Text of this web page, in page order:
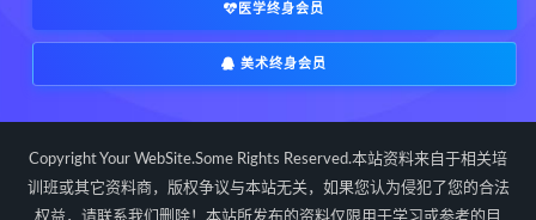
医学终身会员
美术终身会员
Copyright Your WebSite.Some Rights Reserved.本站资料来自于相关培
训班或其它资料商，版权争议与本站无关，如果您认为侵犯了您的合法
权益，请联系我们删除！本站所发布的资料仅限用于学习或参考的目